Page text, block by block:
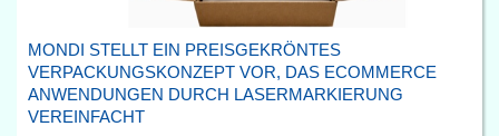
MONDI STELLT EIN PREISGEKRÖNTES
VERPACKUNGSKONZEPT VOR, DAS ECOMMERCE
ANWENDUNGEN DURCH LASERMARKIERUNG
VEREINFACHT